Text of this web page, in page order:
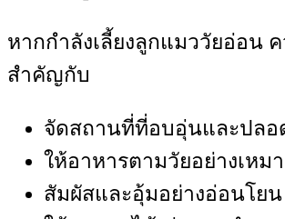
หากกำลังเลี้ยงลูกแมววัยอ่อน
สำคัญกับ
จัดสถานที่ที่อบอุ่นและปลอ
ให้อาหารตามวัยอย่างเหม
สัมผัสและอุ้มอย่างอ่อนโยน